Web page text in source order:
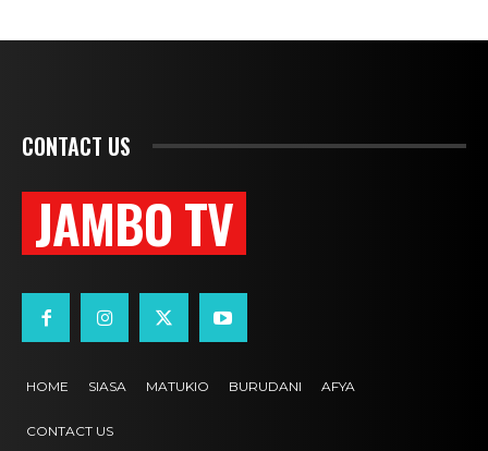
CONTACT US
JAMBO TV
HOME SIASA MATUKIO BURUDANI AFYA
CONTACT US